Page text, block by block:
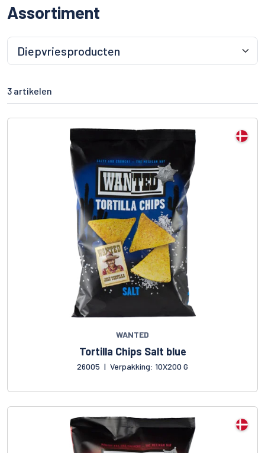
Assortiment
3 artikelen
WANTED
Tortilla Chips Salt blue
26005 | Verpakking: 10X200 G